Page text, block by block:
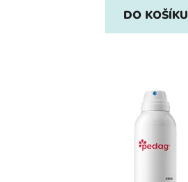
DO KOŠÍKU